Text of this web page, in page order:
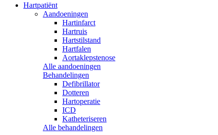
Hartpatiënt
Aandoeningen
Hartinfarct
Hartruis
Hartstilstand
Hartfalen
Aortaklepstenose
Alle aandoeningen
Behandelingen
Defibrillator
Dotteren
Hartoperatie
ICD
Katheteriseren
Alle behandelingen